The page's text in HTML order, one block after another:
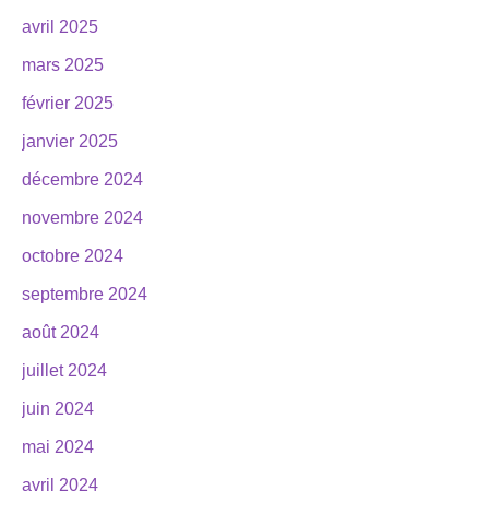
avril 2025
mars 2025
février 2025
janvier 2025
décembre 2024
novembre 2024
octobre 2024
septembre 2024
août 2024
juillet 2024
juin 2024
mai 2024
avril 2024